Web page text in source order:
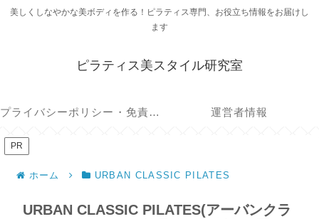
美しくしなやかな美ボディを作る！ピラティス専門、お役立ち情報をお届けし
ます
ピラティス美スタイル研究室
プライバシーポリシー・免責事項 運営者情報
PR
ホーム URBAN CLASSIC PILATES
URBAN CLASSIC PILATES(アーバンクラ